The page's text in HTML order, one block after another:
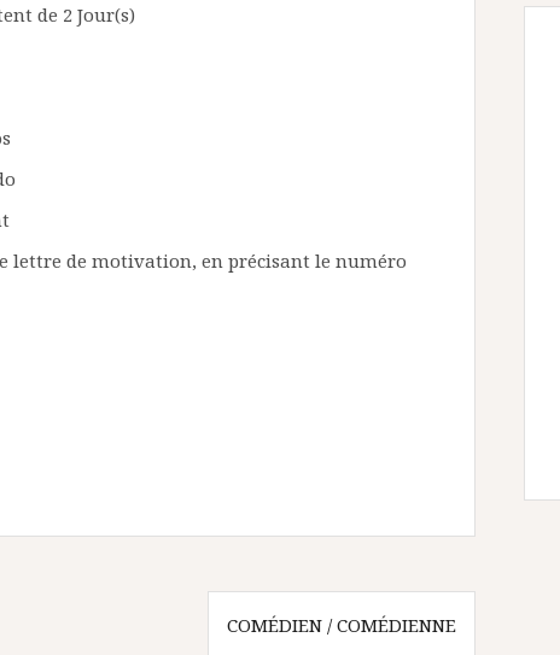
de 2 Jour(s)
lettre de motivation, en précisant le numéro
COMÉDIEN / COMÉDIENNE